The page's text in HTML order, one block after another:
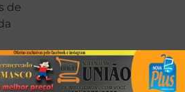
de